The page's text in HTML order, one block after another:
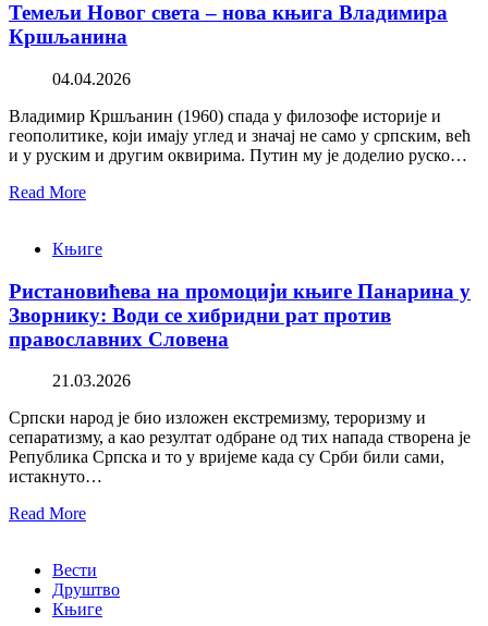
Темељи Новог света – нова књига Владимира
Кршљанина
04.04.2026
Владимир Кршљанин (1960) спада у филозофе историје и
геополитике, који имају углед и значај не само у српским, већ
и у руским и другим оквирима. Путин му је доделио руско…
Read More
Књиге
Ристановићева на промоцији књиге Панарина у
Зворнику: Води се хибридни рат против
православних Словена
21.03.2026
Српски народ је био изложен екстремизму, тероризму и
сепаратизму, а као резултат одбране од тих напада створена је
Република Српска и то у вријеме када су Срби били сами,
истакнуто…
Read More
Вести
Друштво
Књиге